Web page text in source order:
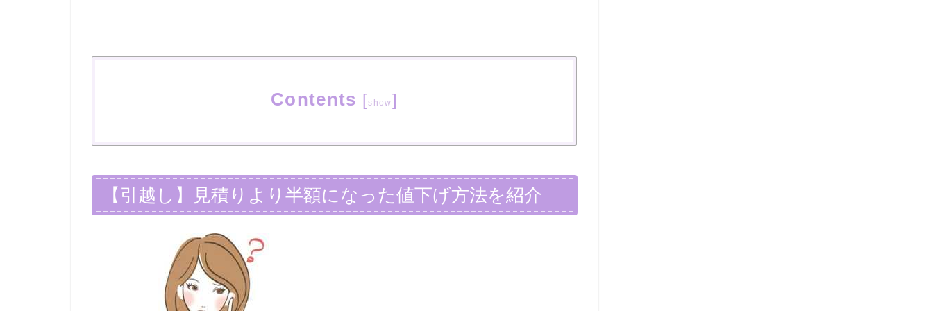
Contents [show]
【引越し】見積りより半額になった値下げ方法を紹介